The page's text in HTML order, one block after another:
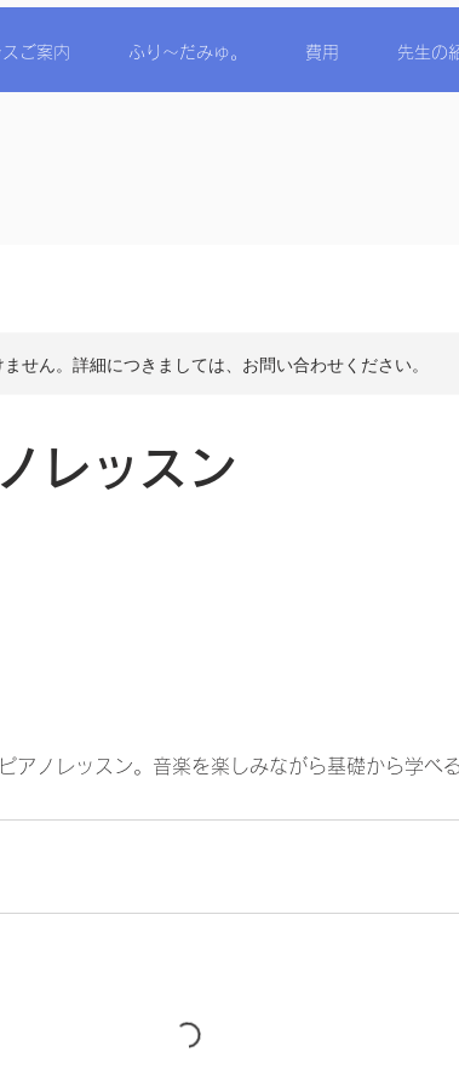
ご案内 ふり〜だみゅ。 費用 先生の
せん。詳細につきましては、お問い合わせください。
レッスン
アノレッスン。音楽を楽しみながら基礎から学べ